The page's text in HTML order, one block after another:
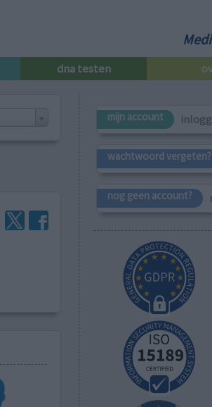
dna testen
mijn account
wachtwoord vergeten?
nog geen account?